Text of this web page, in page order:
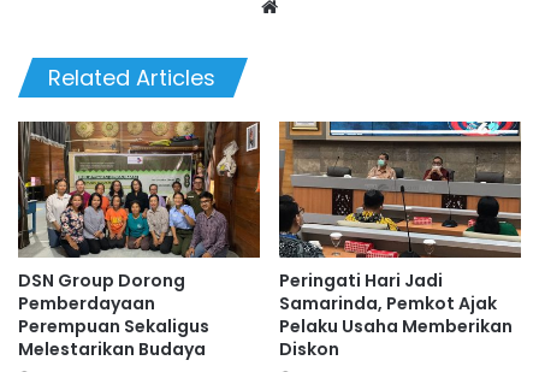
Related Articles
DSN Group Dorong
Pemberdayaan
Perempuan Sekaligus
Melestarikan Budaya
Peringati Hari Jadi
Samarinda, Pemkot Ajak
Pelaku Usaha Memberikan
Diskon